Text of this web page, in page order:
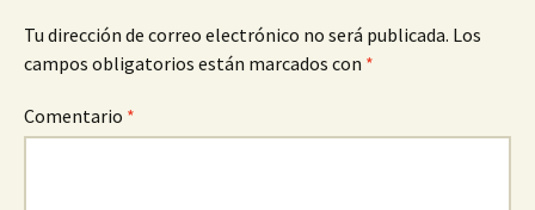
Tu dirección de correo electrónico no será publicada. Los
campos obligatorios están marcados con *
Comentario *